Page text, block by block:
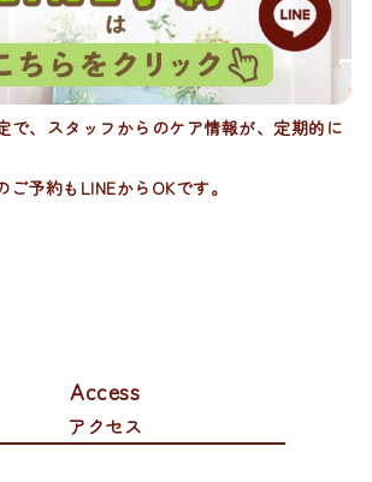
で、スタッフからのケア情報が、定期的に
予約もLINEからOKです。
Access
アクセス